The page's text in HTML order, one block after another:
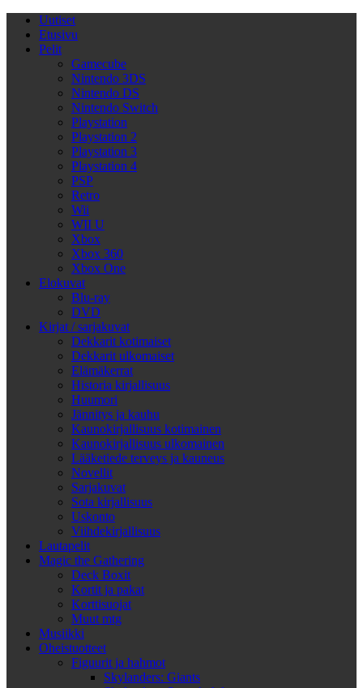
Uutiset
Etusivu
Pelit
Gamecube
Nintendo 3DS
Nintendo DS
Nintendo Switch
Playstation
Playstation 2
Playstation 3
Playstation 4
PSP
Retro
Wii
WII U
Xbox
Xbox 360
Xbox One
Elokuvat
Blu-ray
DVD
Kirjat / sarjakuvat
Dekkarit kotimaiset
Dekkarit ulkomaiset
Elämäkerrat
Historia kirjallisuus
Huumori
Jännitys ja kauhu
Kaunokirjallisuus kotimainen
Kaunokirjallisuus ulkomainen
Lääketiede terveys ja kauneus
Novellit
Sarjakuvat
Sota kirjallisuus
Uskonto
Viihdekirjallisuus
Lautapelit
Magic the Gathering
Deck Boxit
Kortit ja pakat
Korttisuojat
Muut mtg
Musiikki
Oheistuotteet
Figuurit ja hahmot
Skylanders: Giants